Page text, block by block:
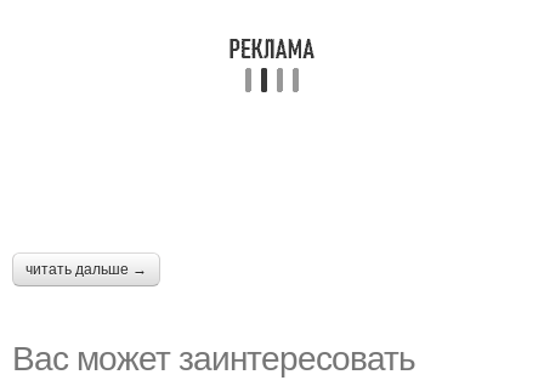
читать дальше →
Вас может заинтересовать